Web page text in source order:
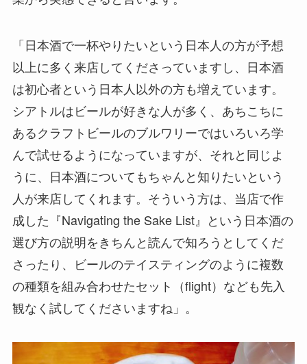
「日本酒で一杯やりたいという日本人の方が予想
以上に多く来店してくださっていますし、日本酒
は初心者という日本人以外の方も増えています。
シアトルはビールが好きな人が多く、あちこちに
あるクラフトビールのブルワリーではいろいろ学
んで試せるようになっていますが、それと同じよ
うに、日本酒についてもちゃんと知りたいという
人が来店してくれます。そういう方は、当店で作
成した『Navigating the Sake List』という日本酒の
選び方の説明をきちんと読んで知ろうとしてくだ
さったり、ビールのテイスティングのように複数
の種類を組み合わせたセット（flight）なども先入
観なく試してくださいますね」。